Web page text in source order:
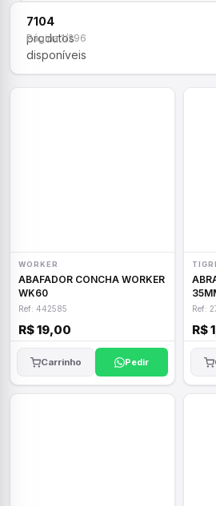
7104
produtos
disponíveis
Página 1/296
WORKER
ABAFADOR CONCHA WORKER
WK60
Ref: 442585
R$ 19,00
Carrinho Pedir
Ref:
R$